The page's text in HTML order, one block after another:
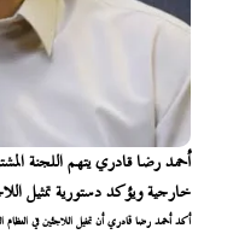
أحمد رضا قادري يتهم اللجنة
خارجية ويؤكد دستورية تمثيل
أكد أحمد رضا قادري أن تمثيل اللاجئين في